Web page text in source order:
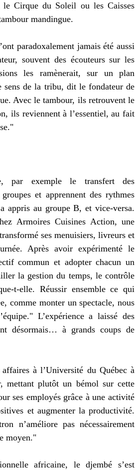
le Cirque du Soleil ou les Caisses
mandingue.
paradoxalement jamais été aussi
souvent des écouteurs sur les
les ramènerait, sur un plan
de la tribu, dit le fondateur de
Avec le tambour, ils retrouvent le
ils reviennent à l’essentiel, au fait
par exemple le transfert des
et apprennent des rythmes
appris au groupe B, et vice-versa.
Armoires Cuisines Action, une
ses menuisiers, livreurs et
Après avoir expérimenté le
commun et adopter chacun un
la gestion du temps, le contrôle
t-elle. Réussir ensemble ce qui
comme monter un spectacle, nous
L’expérience a laissé des
désormais… à grands coups de
à l’Université du Québec à
mettant plutôt un bémol sur cette
ses employés grâce à une activité
et augmenter la productivité.
pas nécessairement
moyen."
africaine, le djembé s’est